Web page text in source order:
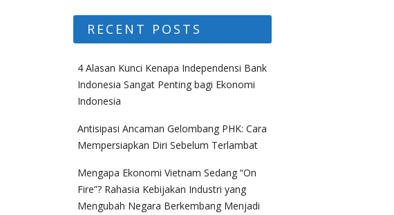
RECENT POSTS
4 Alasan Kunci Kenapa Independensi Bank
Indonesia Sangat Penting bagi Ekonomi
Indonesia
Antisipasi Ancaman Gelombang PHK: Cara
Mempersiapkan Diri Sebelum Terlambat
Mengapa Ekonomi Vietnam Sedang “On
Fire”? Rahasia Kebijakan Industri yang
Mengubah Negara Berkembang Menjadi